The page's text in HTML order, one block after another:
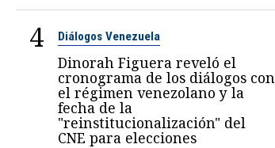
4 Diálogos Venezuela
Dinorah Figuera reveló el
cronograma de los diálogos con
el régimen venezolano y la
fecha de la
"reinstitucionalización" del
CNE para elecciones